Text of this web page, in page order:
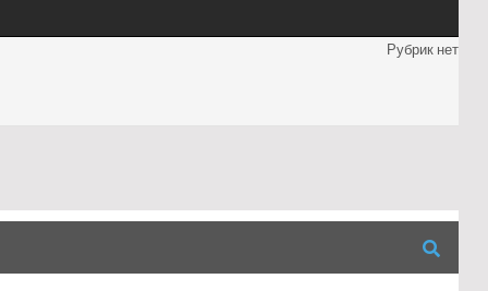
Рубрик нет